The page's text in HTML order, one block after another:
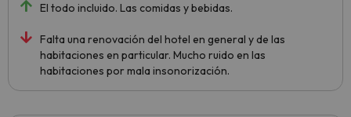
El todo incluido. Las comidas y bebidas.
Falta una renovación del hotel en general y de las
habitaciones en particular. Mucho ruido en las
habitaciones por mala insonorización.